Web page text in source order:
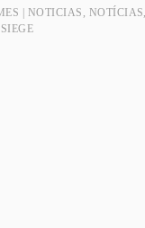
| NOTICIAS , NOTÍCIAS